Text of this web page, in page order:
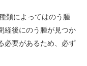
類によってはのう腫
経後にのう腫が見つか
必要があるため、必ず